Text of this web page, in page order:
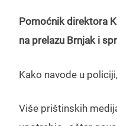
Pomoćnik direktora
na prelazu Brnjak i
Kako navode u
Više prištinskih